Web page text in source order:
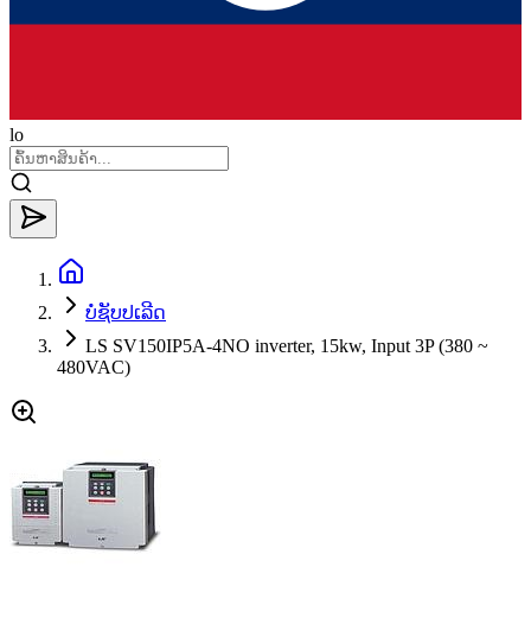
lo
ບໍ່ຊັບປເລີດ
LS SV150IP5A-4NO inverter, 15kw, Input 3P (380 ~
480VAC)